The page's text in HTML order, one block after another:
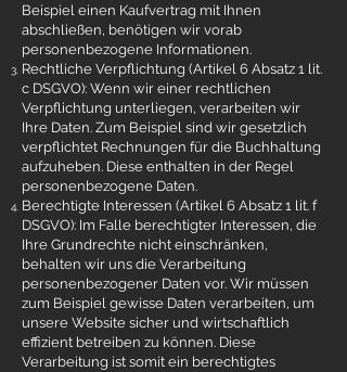
Beispiel einen Kaufvertrag mit Ihnen
abschließen, benötigen wir vorab
personenbezogene Informationen.
Rechtliche Verpflichtung (Artikel 6 Absatz 1 lit.
c DSGVO): Wenn wir einer rechtlichen
Verpflichtung unterliegen, verarbeiten wir
Ihre Daten. Zum Beispiel sind wir gesetzlich
verpflichtet Rechnungen für die Buchhaltung
aufzuheben. Diese enthalten in der Regel
personenbezogene Daten.
Berechtigte Interessen (Artikel 6 Absatz 1 lit. f
DSGVO): Im Falle berechtigter Interessen, die
Ihre Grundrechte nicht einschränken,
behalten wir uns die Verarbeitung
personenbezogener Daten vor. Wir müssen
zum Beispiel gewisse Daten verarbeiten, um
unsere Website sicher und wirtschaftlich
effizient betreiben zu können. Diese
Verarbeitung ist somit ein berechtigtes